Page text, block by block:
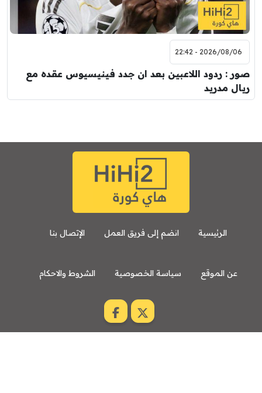
2026/08/06 - 22:42
صور : ردود اللاعبين بعد ان جدد فينيسيوس عقده مع
ريال مدريد
الرئيسية انضم إلى فريق العمل الإتصال بنا
عن الموقع سياسة الخصوصية الشروط والاحكام